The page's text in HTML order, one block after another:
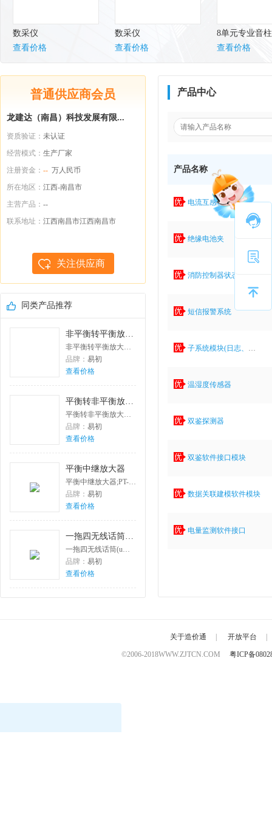
数采仪
查看价格
数采仪
查看价格
8单元专业音
查看价格
普通供应商会员
龙建达（南昌）科技发展有限...
资质验证： 未认证
经营模式： 生产厂家
注册资金： -- 万人民币
所在地区： 江西-南昌市
主营产品： --
联系地址： 江西南昌市江西南昌市
关注供应商
同类产品推荐
非平衡转平衡放大器
非平衡转平衡放大器;PT-PF1000A
品牌： 易初
查看价格
平衡转非平衡放大器
平衡转非平衡放大器;PT-P1000B
品牌： 易初
查看价格
平衡中继放大器
平衡中继放大器;PT-P1000F
品牌： 易初
查看价格
一拖四无线话筒(u段手持)
一拖四无线话筒(u段手持);PT-MU0401
品牌： 易初
查看价格
产品中心
产品名称
电流互感器
绝缘电池夹
消防控制器状态监控
短信报警系统
子系统模块(日志、报表、巡更)
温湿度传感器
双鉴探测器
双鉴软件接口模块
数据关联建模软件模块
电量监测软件接口
关于造价通 开放平台
©2006-2018WWW.ZJTCN.COM 粤ICP备